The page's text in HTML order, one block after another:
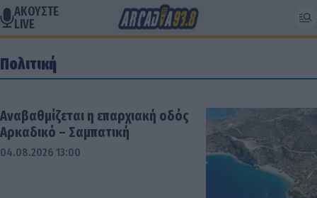
ΑΚΟΥΣΤΕ
LIVE
Πολιτική
Αναβαθμίζεται η επαρχιακή οδός
Αρκαδικό – Σαμπατική
04.08.2026 13:00